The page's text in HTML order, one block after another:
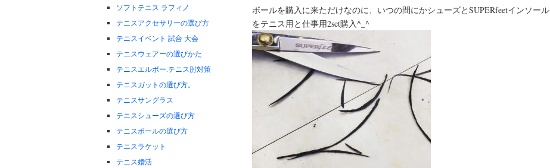
ボールを購入に来ただけなのに、いつの間にかシューズとSUPERfeetインソール
をテニス用と仕事用2set購入^_^
ソフトテニス ラフィノ
テニスアクセサリーの選び方
テニスイベント 試合 大会
テニスウェアーの選びかた
テニスエルボー.テニス肘対策
テニスガットの選び方。
テニスサングラス
テニスシューズの選び方
テニスボールの選び方
テニスラケット
テニス婚活